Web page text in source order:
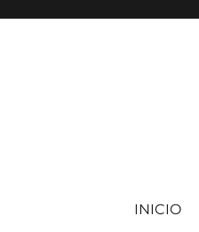
INICIO